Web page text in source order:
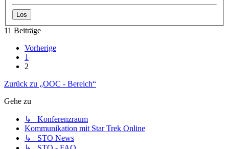
11 Beiträge
Vorherige
1
2
Zurück zu „OOC - Bereich“
Gehe zu
↳ Konferenzraum
Kommunikation mit Star Trek Online
↳ STO News